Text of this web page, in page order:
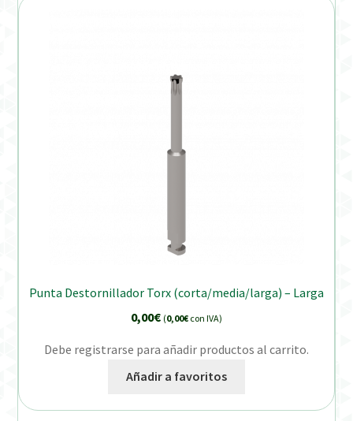
Punta Destornillador Torx (corta/media/larga) – Larga
0,00€ (0,00€ con IVA)
Debe registrarse para añadir productos al carrito.
Añadir a favoritos